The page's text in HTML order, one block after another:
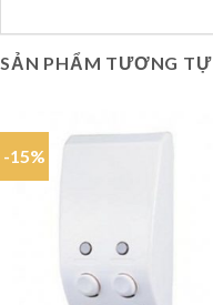
SẢN PHẨM TƯƠNG TỰ
-15%